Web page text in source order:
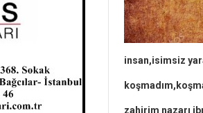
insan,isimsiz
zahirim nazarı